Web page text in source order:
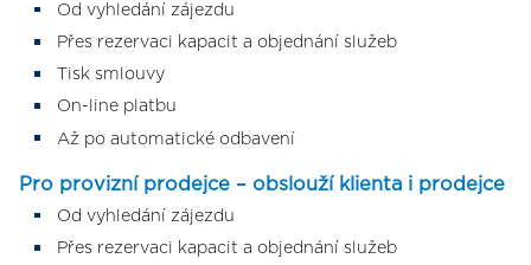
Od vyhledání zájezdu
Přes rezervaci kapacit a objednání služeb
Tisk smlouvy
On-line platbu
Až po automatické odbavení
Pro provizní prodejce – obslouží klienta i prodejce
Od vyhledání zájezdu
Přes rezervaci kapacit a objednání služeb